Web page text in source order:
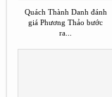
Quách Thành Danh đánh
giá Phương Thảo bước
ra...